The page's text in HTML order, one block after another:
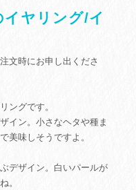
イヤリング/イ
文時にお申し出くださ
ングです。
イン。小さなヘタや種ま
美味しそうですよ。
デザイン。白いパールが
。